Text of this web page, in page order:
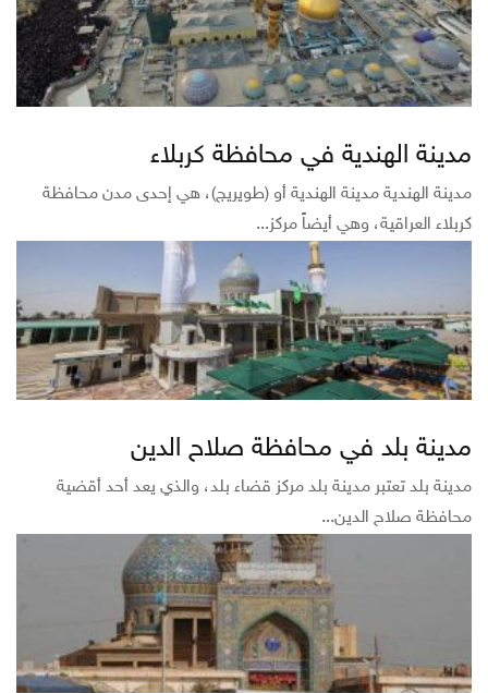
مدينة الهندية في محافظة كربلاء
مدينة الهندية مدينة الهندية أو (طويريج)، هي إحدى مدن محافظة
كربلاء العراقية، وهي أيضاً مركز...
مدينة بلد في محافظة صلاح الدين
مدينة بلد تعتبر مدينة بلد مركز قضاء بلد، والذي يعد أحد أقضية
محافظة صلاح الدين...